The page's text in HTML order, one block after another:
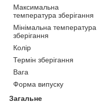
Максимальна
температура зберігання
Мінімальна температура
зберігання
Колір
Термін зберігання
Вага
Форма випуску
Загальне